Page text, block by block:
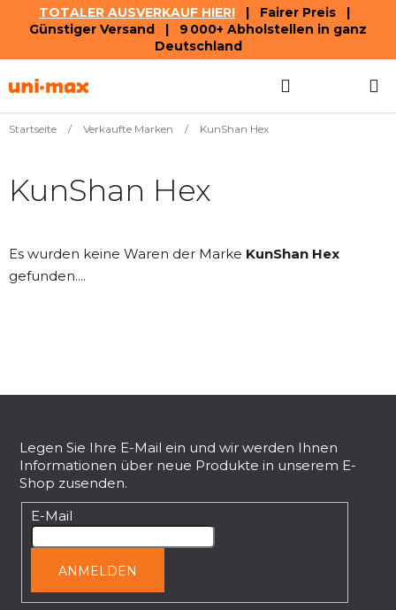
TOTALER AUSVERKAUF HIER! | Fairer Preis |
Günstiger Versand | 9 000+ Abholstellen in ganz
Deutschland
Inhalt
Startseite / Verkaufte Marken / KunShan Hex
KunShan Hex
Es wurden keine Waren der Marke KunShan Hex
gefunden....
Legen Sie Ihre E-Mail ein und wir werden Ihnen
Informationen über neue Produkte in unserem E-
Shop zusenden.
E-Mail
ANMELDEN